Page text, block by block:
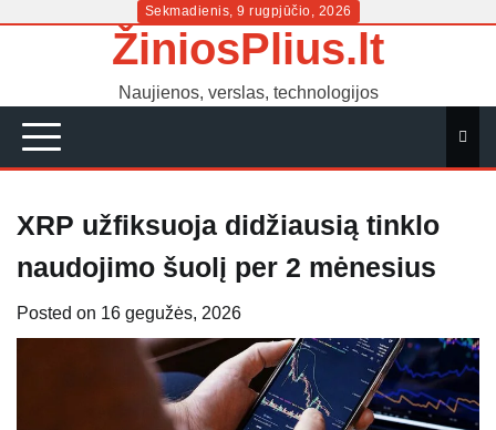
Sekmadienis, 9 rugpjūčio, 2026
ŽiniosPlius.lt
Naujienos, verslas, technologijos
XRP užfiksuoja didžiausią tinklo
naudojimo šuolį per 2 mėnesius
Posted on 16 gegužės, 2026